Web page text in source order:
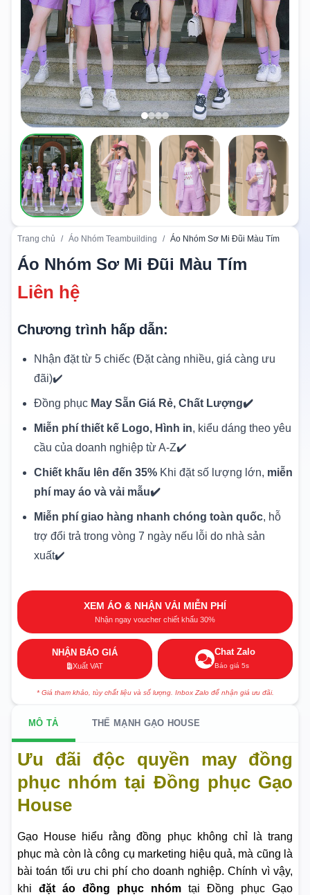
Trang chủ / Áo Nhóm Teambuilding / Áo Nhóm Sơ Mi Đũi Màu Tím
Áo Nhóm Sơ Mi Đũi Màu Tím
Liên hệ
Chương trình hấp dẫn:
Nhận đặt từ 5 chiếc (Đặt càng nhiều, giá càng ưu
đãi)✔️
Đồng phục May Sẵn Giá Rẻ, Chất Lượng✔️
Miễn phí thiết kế Logo, Hình in, kiểu dáng theo yêu
cầu của doanh nghiệp từ A-Z✔️
Chiết khấu lên đến 35% Khi đặt số lượng lớn, miễn
phí may áo và vải mẫu✔️
Miễn phí giao hàng nhanh chóng toàn quốc, hỗ
trợ đổi trả trong vòng 7 ngày nếu lỗi do nhà sản
xuất✔️
XEM ÁO & NHẬN VẢI MIỄN PHÍ
Nhận ngay voucher chiết khấu 30%
NHẬN BÁO GIÁ
Xuất VAT
Chat Zalo
Báo giá 5s
* Giá tham khảo, tùy chất liệu và số lượng. Inbox Zalo để nhận giá ưu đãi.
MÔ TẢ THẾ MẠNH GẠO HOUSE
Ưu đãi độc quyền may đồng
phục nhóm tại Đồng phục Gạo
House
Gạo House hiểu rằng đồng phục không chỉ là trang
phục mà còn là công cụ marketing hiệu quả, mà cũng là
bài toán tối ưu chi phí cho doanh nghiệp. Chính vì vậy,
khi đặt áo đồng phục nhóm tại Đồng phục Gạo